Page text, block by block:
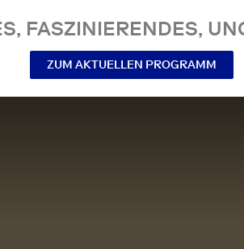
FASZINIERENDES,
ZUM AKTUELLEN PROGRAMM